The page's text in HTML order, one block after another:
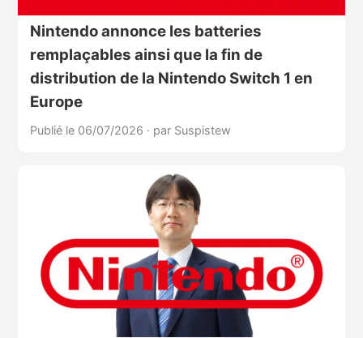
Nintendo annonce les batteries
remplaçables ainsi que la fin de
distribution de la Nintendo Switch 1 en
Europe
Publié le 06/07/2026 · par Suspistew